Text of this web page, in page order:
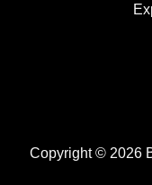
Copyright © 2026